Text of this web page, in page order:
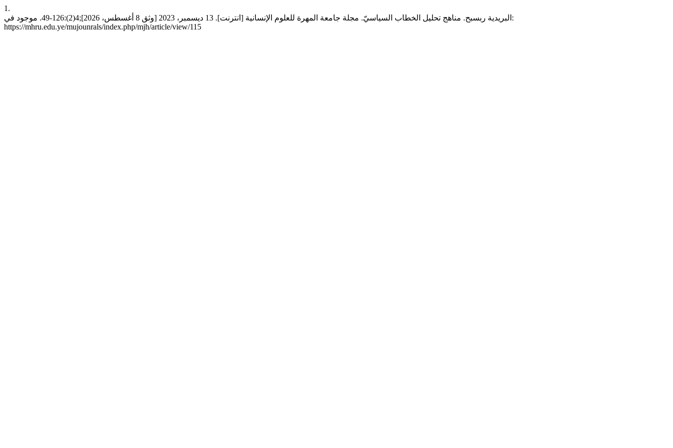
1.
البريدية ربسبح. مناهج تحليل الخطاب السياسيّ. مجلة جامعة المهرة للعلوم الإنسانية [انترنت]. 13 ديسمبر، 2023 [وثق 8 أغسطس، 2026];4(2):126-49. موجود في:
https://mhru.edu.ye/mujounrals/index.php/mjh/article/view/115